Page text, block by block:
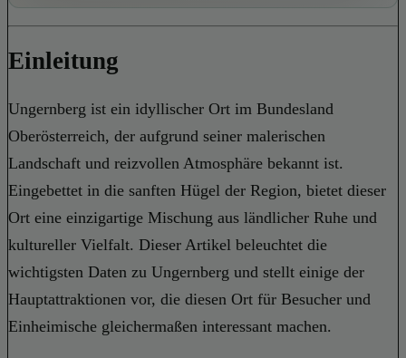
Einleitung
Ungernberg ist ein idyllischer Ort im Bundesland
Oberösterreich, der aufgrund seiner malerischen
Landschaft und reizvollen Atmosphäre bekannt ist.
Eingebettet in die sanften Hügel der Region, bietet dieser
Ort eine einzigartige Mischung aus ländlicher Ruhe und
kultureller Vielfalt. Dieser Artikel beleuchtet die
wichtigsten Daten zu Ungernberg und stellt einige der
Hauptattraktionen vor, die diesen Ort für Besucher und
Einheimische gleichermaßen interessant machen.